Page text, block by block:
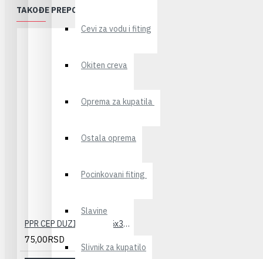
Cevi za vodu i fiting
Okiten creva
Oprema za kupatila
Ostala oprema
Pocinkovani fiting
Slavine
Slivnik za kupatilo
TAKOĐE PREPORUČUJEMO
PPR CEP DUZI(crveni) 25x3/4" PESTAN
75,00RSD